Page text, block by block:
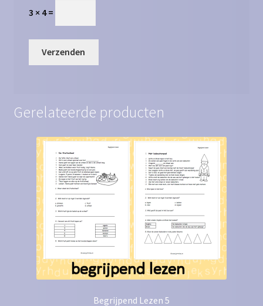
3 × 4 =
Gerelateerde producten
Begrijpend Lezen 5